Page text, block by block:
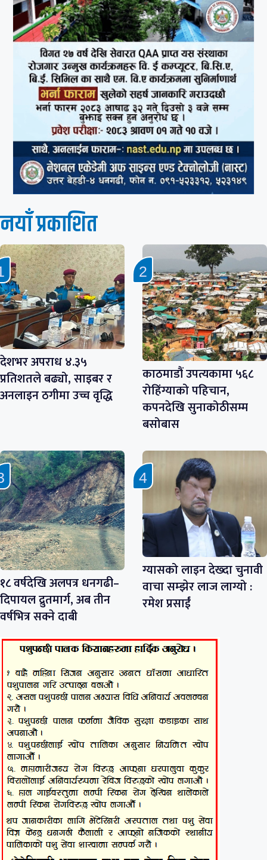
नयाँ प्रकाशित
देशभर अपराध ४.३५
प्रतिशतले बढ्यो, साइबर र
अनलाइन ठगीमा उच्च वृद्धि
काठमाडौं उपत्यकामा ५६८
रोहिंग्याको पहिचान,
कपनदेखि सुनाकोठीसम्म
बसोबास
१८ वर्षदेखि अलपत्र धनगढी–
दिपायल द्रुतमार्ग, अब तीन
वर्षभित्र सक्ने दाबी
ग्यासको लाइन देख्दा चुनावी
वाचा सम्झेर लाज लाग्यो :
रमेश प्रसाईं